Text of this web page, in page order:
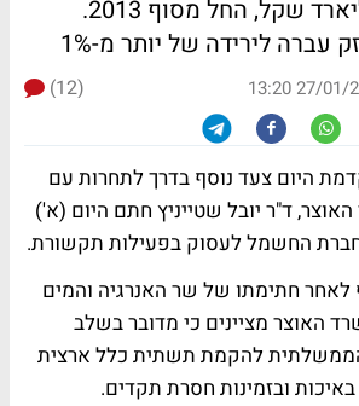
עברה לירידה של יותר מ-1%
27/01/
(12)
היום צעד נוסף בדרך לתחרות עם
ד"ר יובל שטייניץ חתם היום (א')
החשמל לעסוק בפעילות תקשורת.
לאחר חתימתו של שר האנרגיה והמים
האוצר מציינים כי מדובר בשלב
הממשלתית להקמת תשתית כלל ארצית
ובזמינות חסרת תקדים.